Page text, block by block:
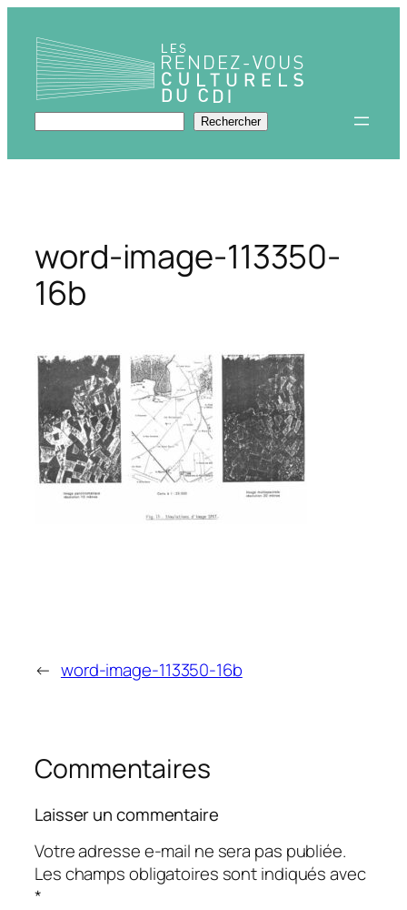
contenu
Rechercher Rechercher
word-image-113350-
16b
← word-image-113350-16b
Commentaires
Laisser un commentaire
Votre adresse e-mail ne sera pas publiée.
Les champs obligatoires sont indiqués avec
*